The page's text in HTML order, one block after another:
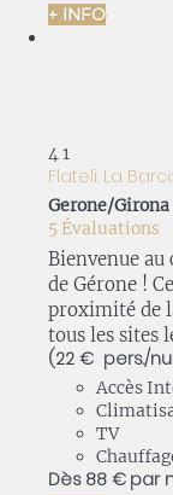
+ INFO
41
Flateli. La Barca
Gerone/
5 Évaluations
Bienvenue
de Gérone !
proximité de
tous les sites
(22 € pers./
Accès
TV
Dès 88 € par